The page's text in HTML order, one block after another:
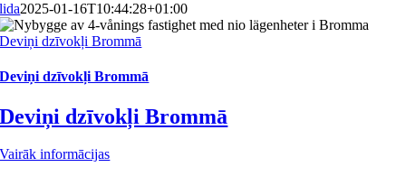
lida2025-01-16T10:44:28+01:00
Deviņi dzīvokļi Brommā
Deviņi dzīvokļi Brommā
Deviņi dzīvokļi Brommā
Vairāk informācijas